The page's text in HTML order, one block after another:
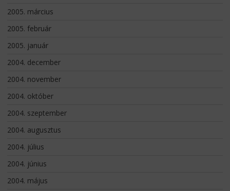
2005. március
2005. február
2005. január
2004. december
2004. november
2004. október
2004. szeptember
2004. augusztus
2004. július
2004. június
2004. május